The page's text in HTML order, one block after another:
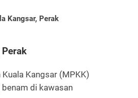
Kangsar, Perak
Kangsar (MPKK)
di kawasan